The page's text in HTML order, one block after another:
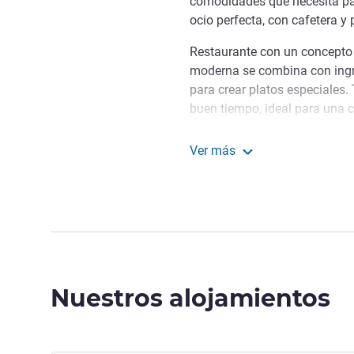
ocio perfecta, con cafetera y
Restaurante con un
moderna se combina con
para crear platos
buen tiempo, ideal para una
flexibles para eventos.
Ver más
Nuestros alojamientos